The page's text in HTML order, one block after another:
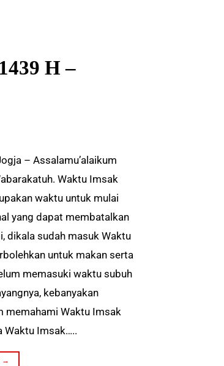
H –
– Assalamu’alaikum
Waktu Imsak
waktu untuk mulai
yang dapat membatalkan
dikala sudah masuk Waktu
untuk makan serta
memasuki waktu subuh
kebanyakan
memahami Waktu Imsak
Waktu Imsak…..
→